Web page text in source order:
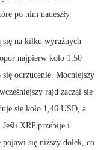
po nim nadeszły.
się na kilku wyraźnych
najpierw koło 1,50
się odrzucenie. Mocniejszy
rajd zaczął się
się koło 1,46 USD, a
Jeśli XRP przebije i
się niższy dołek, co